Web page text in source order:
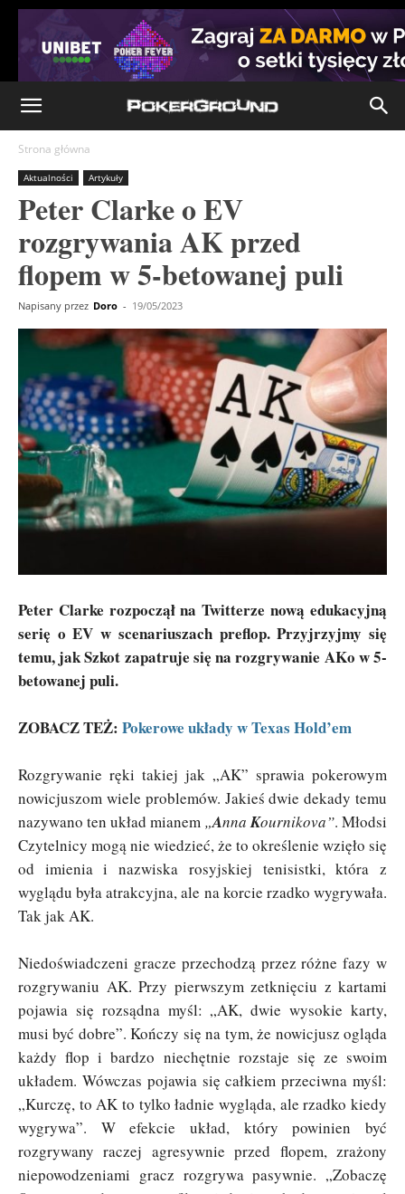
Strona główna
Aktualności Artykuły
Peter Clarke o EV
rozgrywania AK przed
flopem w 5-betowanej puli
Napisany przez Doro - 19/05/2023
Peter Clarke rozpoczął na Twitterze nową edukacyjną
serię o EV w scenariuszach preflop. Przyjrzyjmy się
temu, jak Szkot zapatruje się na rozgrywanie AKo w 5-
betowanej puli.
ZOBACZ TEŻ: Pokerowe układy w Texas Hold’em
Rozgrywanie ręki takiej jak „AK” sprawia pokerowym
nowicjuszom wiele problemów. Jakieś dwie dekady temu
nazywano ten układ mianem „AnnaKournikova”. Młodsi
Czytelnicy mogą nie wiedzieć, że to określenie wzięło się
od imienia i nazwiska rosyjskiej tenisistki, która z
wyglądu była atrakcyjna, ale na korcie rzadko wygrywała.
Tak jak AK.
Niedoświadczeni gracze przechodzą przez różne fazy w
rozgrywaniu AK. Przy pierwszym zetknięciu z kartami
pojawia się rozsądna myśl: „AK, dwie wysokie karty,
musi być dobre”. Kończy się na tym, że nowicjusz ogląda
każdy flop i bardzo niechętnie rozstaje się ze swoim
układem. Wówczas pojawia się całkiem przeciwna myśl:
„Kurczę, to AK to tylko ładnie wygląda, ale rzadko kiedy
wygrywa”. W efekcie układ, który powinien być
rozgrywany raczej agresywnie przed flopem, zrażony
niepowodzeniami gracz rozgrywa pasywnie. „Zobaczę